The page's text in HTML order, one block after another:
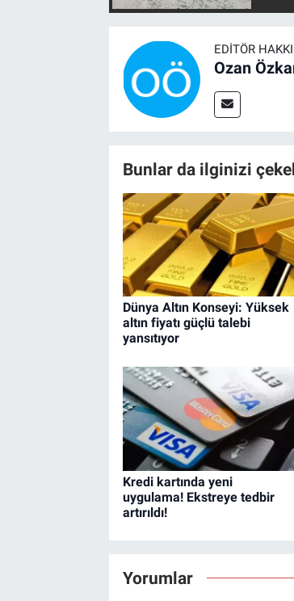
EDITÖR
Ozan
Bunlar da ilginizi
Dünya Altın Konseyi: Yüksek
altın fiyatı güçlü talebi
yansıtıyor
Kredi kartında yeni
uygulama! Ekstreye tedbir
artırıldı!
Yorumlar